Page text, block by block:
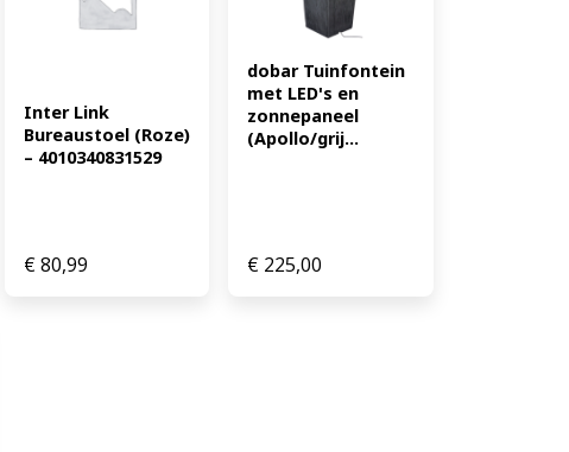
Inter Link
Bureaustoel (Roze)
– 4010340831529
€80,99
dobar Tuinfontein
met LED's en
zonnepaneel
(Apollo/grij...
€ 225,00